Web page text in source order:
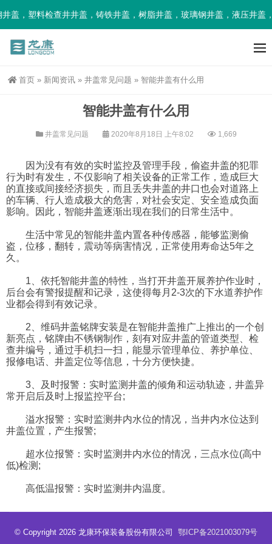
盖，塑料检查井井盖，铸铁井盖，树脂井盖，玻璃钢井盖，液压井盖
首页 » 新闻资讯 » 井盖常见问题 » 智能井盖有什么用
智能井盖有什么用
井盖常见问题 2020年8月18日 上午8:02 1,669
因为没有有效的实时监控及管理手段，偷盗井盖的犯罪
行为时有发生，不仅影响了相关设备的正常工作，造成巨大
的直接或间接经济损失，而且丢失井盖的井口也会对道路上
的车辆、行人造成极大的危害，对社会安定、安全造成负面
影响。因此，智能井盖逐渐出现在我们的日常生活中。
生活中常见的智能井盖内置各种传感器，能够监测偷
盗，位移，翻转，震动等病害情况，正常使用寿命达5年之
久。
1、依托智能井盖的特性，当打开井盖开展养护作业时，
后台会有警报提醒和记录，这使得每月2-3次的下水道养护作
业都会得到有效记录。
2、维码井盖铭牌安装是在智能井盖推广上推出的一个创
新亮点，铭牌由不锈钢制作，刻有对应井盖的管道类型、检
查井编号，通过手机扫一扫，能显示管理单位、养护单位、
报修电话、井盖定位等信息，十分方便快捷。
3、及时报警：实时监测井盖的倾角和运动轨迹，井盖异
常开启后及时上报监控平台;
溢水报警：实时监测井内水位的情况，当井内水位达到
井盖位置，产生报警;
超水位报警：实时监测井内水位的情况，三点水位(高中
低)检测;
高低温报警：实时监测井内温度。
© Copyright 2026 龙康环保装备股份有限公司 鄂ICP备2021003079号